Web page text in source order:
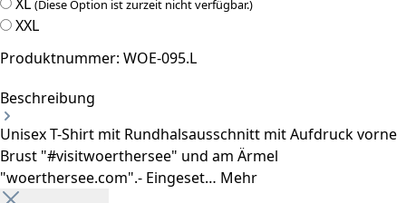
(Diese Option ist zurzeit nicht verfügbar.)
XXL
Produktnummer: WOE-095.L
Beschreibung
Unisex T-Shirt mit Rundhalsausschnitt mit Aufdruck vorne
Brust "#visitwoerthersee" und am Ärmel
"woerthersee.com".- Eingeset… Mehr